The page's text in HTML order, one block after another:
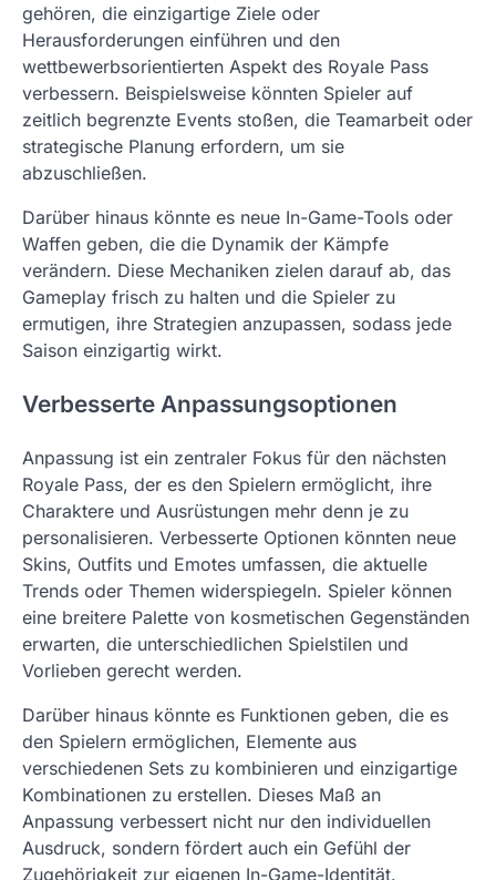
gehören, die einzigartige Ziele oder
Herausforderungen einführen und den
wettbewerbsorientierten Aspekt des Royale Pass
verbessern. Beispielsweise könnten Spieler auf
zeitlich begrenzte Events stoßen, die Teamarbeit oder
strategische Planung erfordern, um sie
abzuschließen.
Darüber hinaus könnte es neue In-Game-Tools oder
Waffen geben, die die Dynamik der Kämpfe
verändern. Diese Mechaniken zielen darauf ab, das
Gameplay frisch zu halten und die Spieler zu
ermutigen, ihre Strategien anzupassen, sodass jede
Saison einzigartig wirkt.
Verbesserte Anpassungsoptionen
Anpassung ist ein zentraler Fokus für den nächsten
Royale Pass, der es den Spielern ermöglicht, ihre
Charaktere und Ausrüstungen mehr denn je zu
personalisieren. Verbesserte Optionen könnten neue
Skins, Outfits und Emotes umfassen, die aktuelle
Trends oder Themen widerspiegeln. Spieler können
eine breitere Palette von kosmetischen Gegenständen
erwarten, die unterschiedlichen Spielstilen und
Vorlieben gerecht werden.
Darüber hinaus könnte es Funktionen geben, die es
den Spielern ermöglichen, Elemente aus
verschiedenen Sets zu kombinieren und einzigartige
Kombinationen zu erstellen. Dieses Maß an
Anpassung verbessert nicht nur den individuellen
Ausdruck, sondern fördert auch ein Gefühl der
Zugehörigkeit zur eigenen In-Game-Identität.